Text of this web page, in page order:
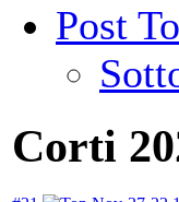
Post
Corti